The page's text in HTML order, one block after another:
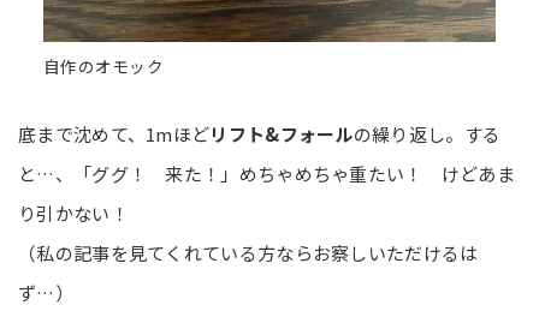
自作のオモック
底まで沈めて、1mほどリフト&フォールの繰り返し。する
と…、「ググ！ 来た！」めちゃめちゃ重たい！ けどあま
り引かない！
（私の記事を見てくれている方ならお察しいただけるは
ず…）